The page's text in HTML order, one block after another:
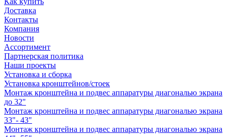
Доставка
Контакты
Компания
Новости
Ассортимент
Партнерская политика
Наши проекты
Установка и сборка
Установка кронштейнов/стоек
Монтаж кронштейна и подвес аппаратуры диагональю экрана
до 32"
Монтаж кронштейна и подвес аппаратуры диагональю экрана
33"- 43"
Монтаж кронштейна и подвес аппаратуры диагональю экрана